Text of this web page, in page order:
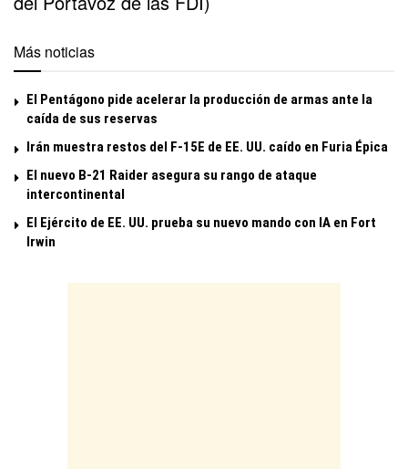
Más noticias
El Pentágono pide acelerar la producción de armas ante la
caída de sus reservas
Irán muestra restos del F-15E de EE. UU. caído en Furia Épica
El nuevo B-21 Raider asegura su rango de ataque
intercontinental
El Ejército de EE. UU. prueba su nuevo mando con IA en Fort
Irwin